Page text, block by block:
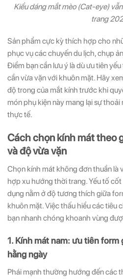
Kiểu dáng mắt mèo (Cat-eye)
trang
Sản phẩm cực kỳ thích hợp cho
phục vụ các chuyến du lịch, chụp
Điểm bạn cần lưu ý là dù ưu tiên
cần vừa vặn với khuôn mặt. Hãy
độ trong của mắt kính trước khi
món phụ kiện này mang lại sự
thực tế.
Cách chọn kính mát theo
và độ vừa vặn
Chọn kính mát không đơn thuần là
hợp xu hướng thời trang. Yếu tố
dụng nằm ở độ tương thích giữa
khuôn mặt. Việc thấu hiểu các tiêu
bạn nhanh chóng khoanh vùng
1. Kính mát nam: ưu tiên form
hằng ngày
Phái mạnh thường hướng đến các